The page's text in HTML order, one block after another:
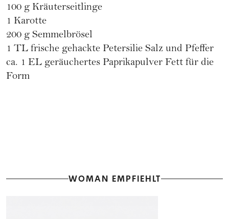
100 g Kräuterseitlinge
1 Karotte
200 g Semmelbrösel
1 TL frische gehackte Petersilie Salz und Pfeffer
ca. 1 EL geräuchertes Paprikapulver Fett für die
Form
WOMAN EMPFIEHLT